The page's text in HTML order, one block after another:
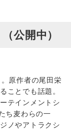
公開中）
原作者の尾田栄
ことでも話題。
テインメントシ
ち麦わらの一
ノやアトラクシ